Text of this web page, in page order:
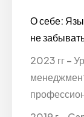
О себе:
не
2023 гг –